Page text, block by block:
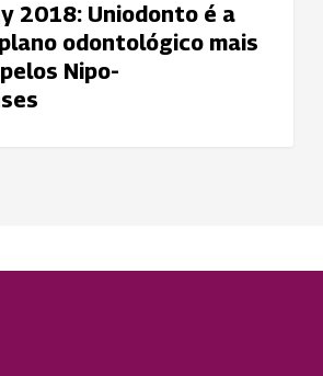
2018: Uniodonto é a
odontológico mais
Nipo-